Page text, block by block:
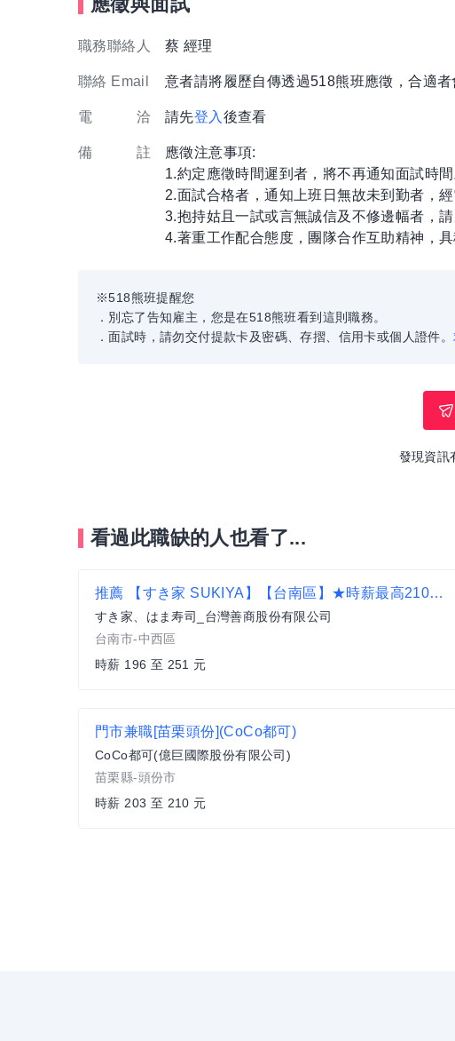
職務聯絡人 蔡 經理
聯絡 Email 意者請將履歷自傳透過518熊班應徵，合適
電 洽 請先登入 後查看
備 註
應徵注意事項:
1.約定應徵時間遲到者，將不再通知面試時間
2.面試合格者，通知上班日無故未到勤者，
3.抱持姑且一試或言無誠信及不修邊幅者，請
4.著重工作配合態度，團隊合作互助精神，具
※518熊班提醒您
．別忘了告知雇主，您是在518熊班看到這則職務。
．面試時，請勿交付提款卡及密碼、存摺、信用卡或個人證件。
發現資訊
看過此職缺的人也看了...
推薦 【すき家 SUKIYA】【台南區】★時薪最高210元(含全勤)★
すき家、はま寿司_台灣善商股份有限公司
台南市-中西區
時薪 196 至 251 元
門市兼職[苗栗頭份](CoCo都可)
CoCo都可(億巨國際股份有限公司)
苗栗縣-頭份市
時薪 203 至 210 元